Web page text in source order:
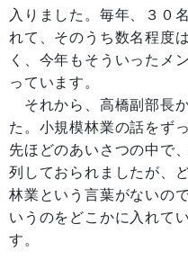
入りました。毎年、３０
れて、そのうち数名程度
く、今年もそういったメ
っています。
それから、高橋副部長
た。小規模林業の話をず
先ほどのあいさつの中で
列しておられましたが、
林業という言葉がないの
いうのをどこかに入れて
す。